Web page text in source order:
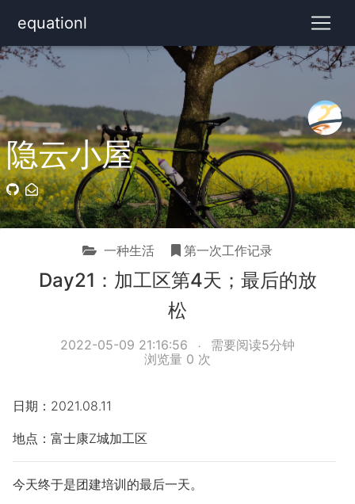
equationl
隐云小屋
一种生活 第一次工作记录
Day21：加工区第4天；最后的放
松
2022-05-09 21:16:56
需要阅读5分钟
浏览量 0 次
日期：2021.08.11
地点：富士康Z城加工区
今天终于是团建培训的最后一天。